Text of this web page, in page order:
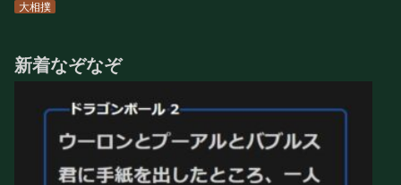
大相撲
新着なぞなぞ